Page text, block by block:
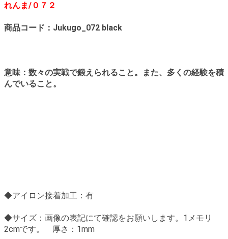
れんま/０７２
商品コード：Jukugo_072 black
意味：数々の実戦で鍛えられること。また、多くの経験を積
んでいること。
◆アイロン接着加工：有
◆サイズ：画像の表記にて確認をお願いします。1メモリ
2cmです。 厚さ：1mm